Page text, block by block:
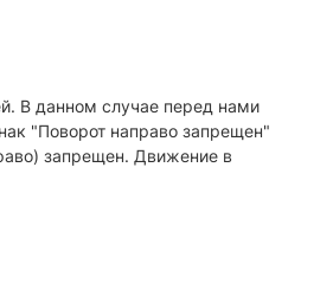
В данном случае перед нами
"Поворот направо запрещен"
запрещен. Движение в